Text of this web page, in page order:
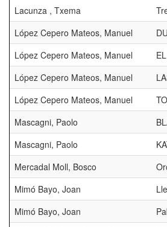
Lacunza , Txema
López Cepero Mateos, Manuel
López Cepero Mateos, Manuel
López Cepero Mateos, Manuel
López Cepero Mateos, Manuel
Mascagni, Paolo
Mascagni, Paolo
Mercadal Moll, Bosco
Mimó Bayo, Joan
Mimó Bayo, Joan